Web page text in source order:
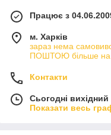
Працює з
м. Харків
зараз нема
ПОШТОЮ більше на
Контакти
Сьогодні вихідний
Показати весь